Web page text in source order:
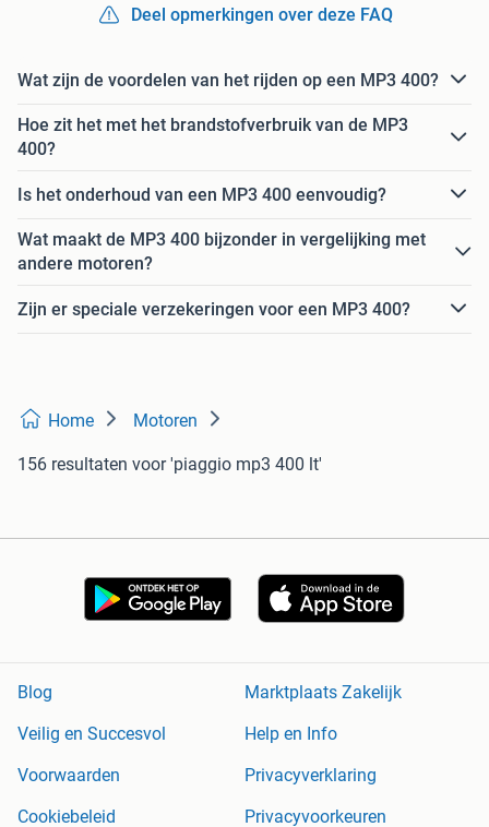
Deel opmerkingen over deze FAQ
Wat zijn de voordelen van het rijden op een MP3 400?
Hoe zit het met het brandstofverbruik van de MP3
400?
Is het onderhoud van een MP3 400 eenvoudig?
Wat maakt de MP3 400 bijzonder in vergelijking met
andere motoren?
Zijn er speciale verzekeringen voor een MP3 400?
Home Motoren
156 resultaten voor 'piaggio mp3 400 lt'
Blog
Marktplaats Zakelijk
Veilig en Succesvol
Help en Info
Voorwaarden
Privacyverklaring
Cookiebeleid
Privacyvoorkeuren